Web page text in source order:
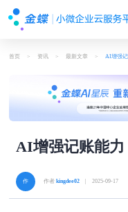
首页 > 资讯 > 最新文章 > AI增强
AI增强记账能
作者kingdee02 | 2025-09-17